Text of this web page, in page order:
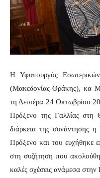
Η Υφυπουργός Εσωτερικών
(Μακεδονίας-Θράκης), κα
τη Δευτέρα 24 Οκτωβρίου
Πρόξενο της Γαλλίας
διάρκεια της συνάντησης
Πρόξενο και του ευχήθηκε
στη συζήτηση που
καλές σχέσεις ανάμεσα